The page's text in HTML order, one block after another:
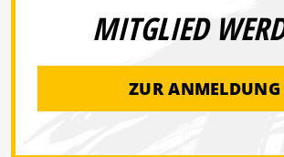
MITGLIED
ZUR ANMELDUNG